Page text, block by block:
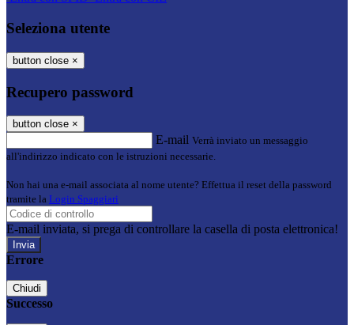
Seleziona utente
button close ×
Recupero password
button close ×
E-mail Verrà inviato un messaggio
all'indirizzo indicato con le istruzioni necessarie.
Non hai una e-mail associata al nome utente? Effettua il reset della password
tramite la Login Spaggiari
E-mail inviata, si prega di controllare la casella di posta elettronica!
Errore
Chiudi
Successo